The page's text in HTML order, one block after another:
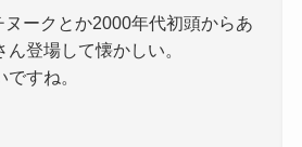
ークとか2000年代初頭からあ
登場して懐かしい。
すね。